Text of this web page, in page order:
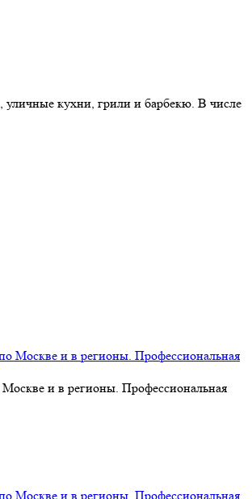
кухни, грили и барбекю. В числе
и в регионы. Профессиональная